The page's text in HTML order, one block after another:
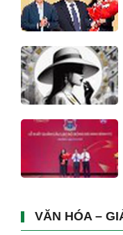
VĂN HÓA –